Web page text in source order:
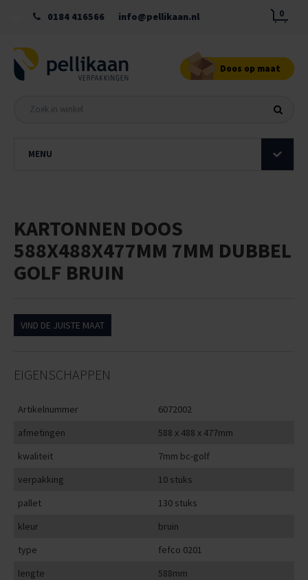
0184 416566 info@pellikaan.nl 0
Doos op maat
MENU
KARTONNEN DOOS
588X488X477MM 7MM DUBBEL
GOLF BRUIN
VIND DE JUISTE MAAT
EIGENSCHAPPEN
Artikelnummer
6072002
afmetingen
588 x 488 x 477mm
kwaliteit
7mm bc-golf
verpakking
10 stuks
pallet
130 stuks
kleur
bruin
type
fefco 0201
lengte
588mm